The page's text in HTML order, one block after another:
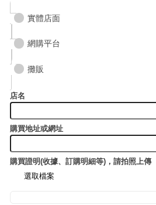
實體店面
網購平台
攤販
店名
購買地址或網址
購買證明(收據、訂購明細等)，請拍照上傳
選取檔案